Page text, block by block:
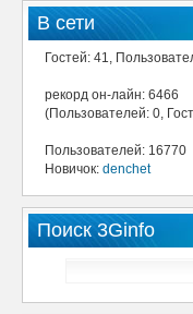
В сети
Гостей: 41,
рекорд он-лайн: 6466
(Пользователей: 0,
Пользователей: 16770
Новичок: denchet
Поиск 3Ginfo